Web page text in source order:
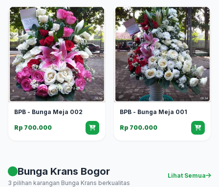
BPB - Bunga Meja 002
Rp 700.000
BPB - Bunga Meja 001
Rp 700.000
Bunga Krans Bogor
3 pilihan karangan Bunga Krans berkualitas
Lihat Semua